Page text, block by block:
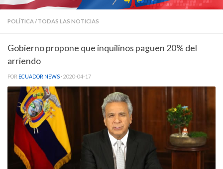
POLÍTICA/ TODAS LAS NOTICIAS
Gobierno propone que inquilinos paguen 20% del
arriendo
POR ECUADOR NEWS · 2020-04-17